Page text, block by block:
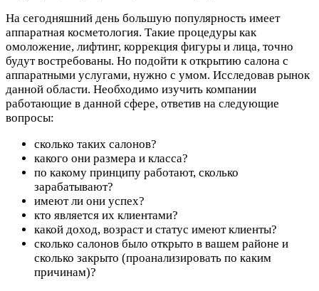
На сегодняшний день большую популярность имеет
аппаратная косметология. Такие процедуры как
омоложение, лифтинг, коррекция фигуры и лица, точно
будут востребованы. Но подойти к открытию салона с
аппаратными услугами, нужно с умом. Исследовав рынок
данной области. Необходимо изучить компании
работающие в данной сфере, ответив на следующие
вопросы:
сколько таких салонов?
какого они размера и класса?
по какому принципу работают, сколько
зарабатывают?
имеют ли они успех?
кто является их клиентами?
какой доход, возраст и статус имеют клиенты?
сколько салонов было открыто в вашем районе и
сколько закрыто (проанализировать по каким
причинам)?